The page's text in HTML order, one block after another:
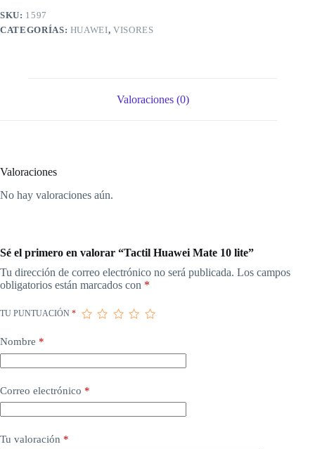
SKU: 1597
CATEGORÍAS: HUAWEI,VISORES
Valoraciones (0)
Valoraciones
No hay valoraciones aún.
Sé el primero en valorar “Tactil Huawei Mate 10 lite”
Tu dirección de correo electrónico no será publicada. Los campos
obligatorios están marcados con *
TU PUNTUACIÓN *
Nombre *
Correo electrónico *
Tu valoración *